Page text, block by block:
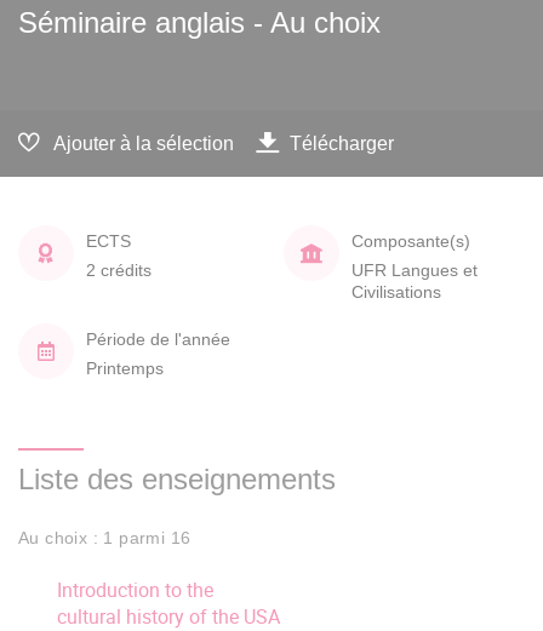
Séminaire anglais - Au choix
Ajouter à la sélection Télécharger
ECTS
2 crédits
Composante(s)
UFR Langues et
Civilisations
Période de l'année
Printemps
Liste des enseignements
Au choix : 1 parmi 16
Introduction to the
cultural history of the USA